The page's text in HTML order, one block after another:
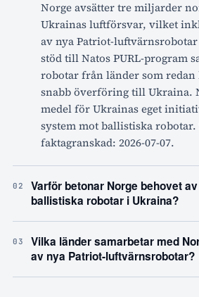
Norge avsätter tre miljarder
Ukrainas luftförsvar, vilket
av nya Patriot-
stöd till Natos PURL-program
robotar från länder som
snabb överföring till Ukraina.
medel för Ukrainas eget
system mot ballistiska robotar.
faktagranskad: 2026-07-07.
02
Varför betonar Norge behovet
ballistiska robotar i Ukraina?
03
Vilka länder samarbetar med
av nya Patriot-luftvärnsrobotar?